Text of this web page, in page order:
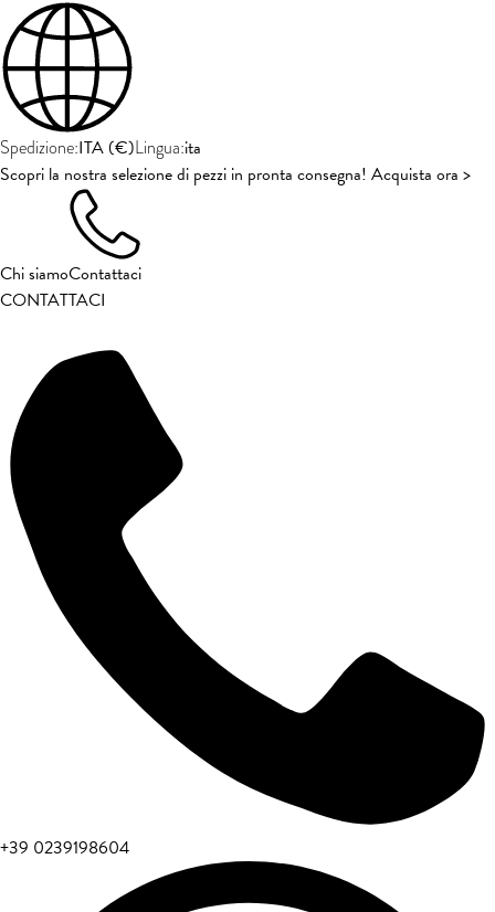
Spedizione:ITA (€)Lingua:ita
Scopri la nostra selezione di pezzi in pronta consegna! Acquista ora >
Chi siamoContattaci
CONTATTACI
+39 0239198604